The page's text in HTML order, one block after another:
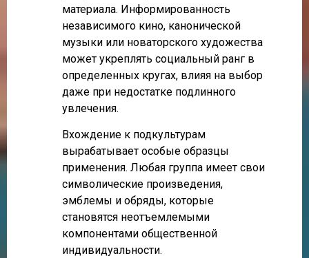
материала. Информированность
независимого кино, канонической
музыки или новаторского художества
может укреплять социальный ранг в
определенных кругах, влияя на выбор
даже при недостатке подлинного
увлечения.
Вхождение к подкультурам
вырабатывает особые образцы
применения. Любая группа имеет свои
символические произведения,
эмблемы и обряды, которые
становятся неотъемлемыми
компонентами общественной
индивидуальности.